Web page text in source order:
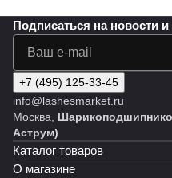
Подписаться на новости и
+7 (495) 125-33-45
info@lashesmarket.ru
Москва,
Аструм)
Каталог товаров
О магазине